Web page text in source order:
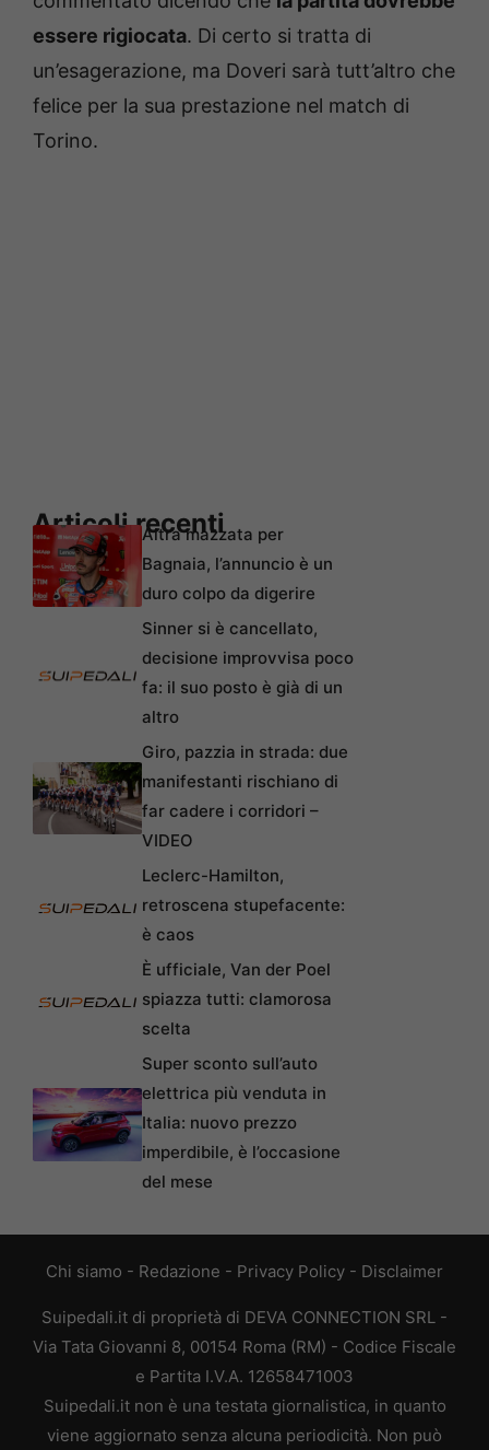
essere rigiocata. Di certo si tratta di
un’esagerazione, ma Doveri sarà tutt’altro che
felice per la sua prestazione nel match di
Torino.
Articoli recenti
Altra mazzata per
Bagnaia, l’annuncio è un
duro colpo da digerire
Sinner si è cancellato,
decisione improvvisa poco
fa: il suo posto è già di un
altro
Giro, pazzia in strada: due
manifestanti rischiano di
far cadere i corridori –
VIDEO
Leclerc-Hamilton,
retroscena stupefacente:
è caos
È ufficiale, Van der Poel
spiazza tutti: clamorosa
scelta
Super sconto sull’auto
elettrica più venduta in
Italia: nuovo prezzo
imperdibile, è l’occasione
del mese
Chi siamo - Redazione - Privacy Policy - Disclaimer
Suipedali.it di proprietà di DEVA CONNECTION SRL -
Via Tata Giovanni 8, 00154 Roma (RM) - Codice Fiscale
e Partita I.V.A. 12658471003
Suipedali.it non è una testata giornalistica, in quanto
viene aggiornato senza alcuna periodicità. Non può